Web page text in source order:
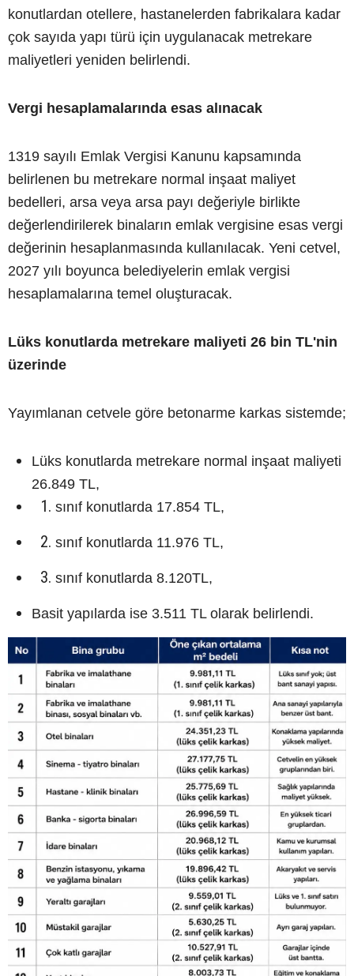
konutlardan otellere, hastanelerden fabrikalara kadar
çok sayıda yapı türü için uygulanacak metrekare
maliyetleri yeniden belirlendi.
Vergi hesaplamalarında esas alınacak
1319 sayılı Emlak Vergisi Kanunu kapsamında
belirlenen bu metrekare normal inşaat maliyet
bedelleri, arsa veya arsa payı değeriyle birlikte
değerlendirilerek binaların emlak vergisine esas vergi
değerinin hesaplanmasında kullanılacak. Yeni cetvel,
2027 yılı boyunca belediyelerin emlak vergisi
hesaplamalarına temel oluşturacak.
Lüks konutlarda metrekare maliyeti 26 bin TL'nin
üzerinde
Yayımlanan cetvele göre betonarme karkas sistemde;
Lüks konutlarda metrekare normal inşaat maliyeti
26.849 TL,
sınıf konutlarda 17.854 TL,
sınıf konutlarda 11.976 TL,
sınıf konutlarda 8.120TL,
Basit yapılarda ise 3.511 TL olarak belirlendi.